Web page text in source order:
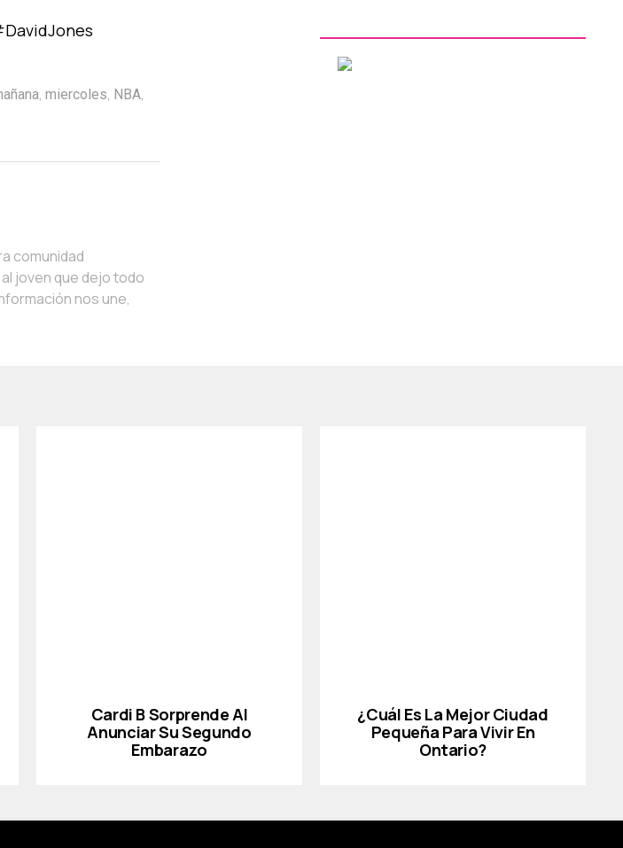
, miercoles, NBA,
comunidad
joven que dejo todo
nos une,
Cardi B Sorprende Al
Anunciar Su Segundo
Embarazo
¿Cuál Es La Mejor Ciudad
Pequeña Para Vivir En
Ontario?